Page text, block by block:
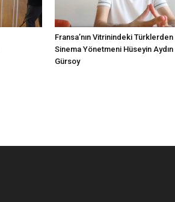
Fransa’nın Vitrinindeki Türklerden
Sinema Yönetmeni Hüseyin Aydın
Gürsoy